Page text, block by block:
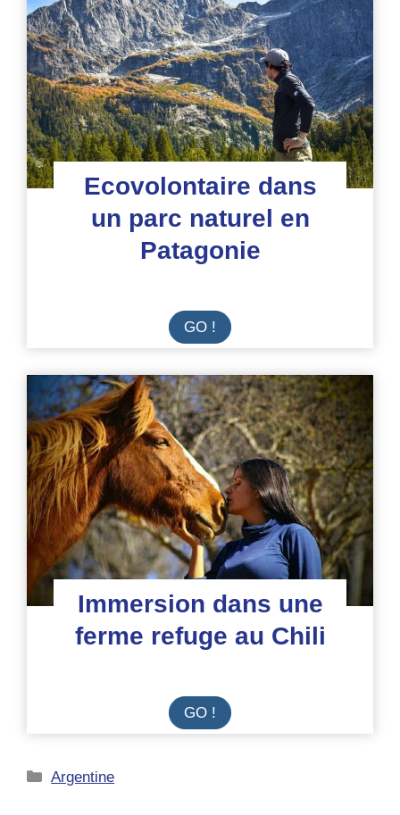
l’Île
de
Pâques
Ecovolontaire dans
un parc naturel en
Patagonie
GO ! Ecovolontaire
dans
un
parc
naturel
en
Patagonie
Immersion dans une
ferme refuge au Chili
GO ! Immersion
dans
Catégories
Argentine